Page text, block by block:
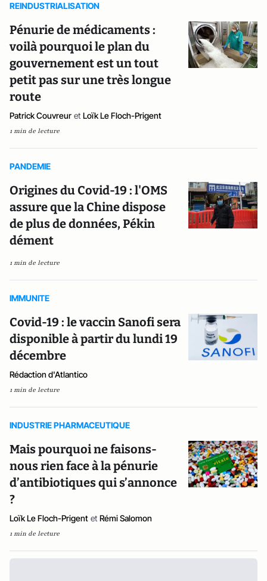
REINDUSTRIALISATION
Pénurie de médicaments :
voilà pourquoi le plan du
gouvernement est un tout
petit pas sur une très longue
route
Patrick Couvreur et Loïk Le Floch-Prigent
1 min de lecture
PANDEMIE
Origines du Covid-19 : l'OMS
assure que la Chine dispose
de plus de données, Pékin
dément
1 min de lecture
IMMUNITE
Covid-19 : le vaccin Sanofi sera
disponible à partir du lundi 19
décembre
Rédaction d'Atlantico
1 min de lecture
INDUSTRIE PHARMACEUTIQUE
Mais pourquoi ne faisons-
nous rien face à la pénurie
d’antibiotiques qui s’annonce
?
Loïk Le Floch-Prigent et Rémi Salomon
1 min de lecture